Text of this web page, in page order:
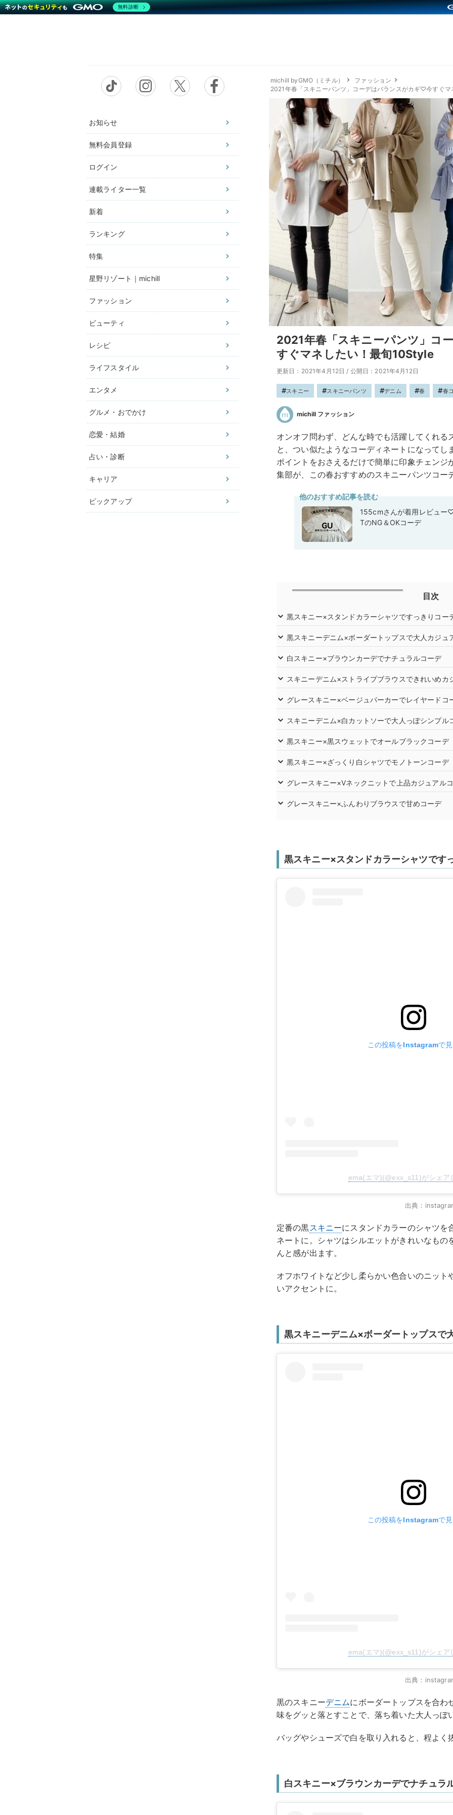
お知らせ
無料会員登録
ログイン
連載ライター一覧
新着
ランキング
特集
星野リゾート｜michill
ファッション
ビューティ
レシピ
ライフスタイル
エンタメ
グルメ・おでかけ
恋愛・結婚
占い・診断
キャリア
ピックアップ
michill byGMO（ミチル）
ファッション
2021年春「スキニーパンツ」コーデはバランスがカギ♡今すぐ
2021年春「スキニーパンツ」コ
すぐマネしたい！最旬10Style
更新日：2021年4月12日 / 公開日：2021年4月12日
スキニー スキニーパンツ デニム 春 春
michill ファッション
オンオフ問わず、どんな時でも活躍してくれる
と、つい似たようなコーディネートになって
ポイントをおさえるだけで簡単に印象チェン
集部が、この春おすすめのスキニーパンツコー
他のおすすめ記事を読む
155cmさんが着用レビュー
TのNG＆OKコーデ
目次
黒スキニー×スタンドカラーシャツですっきりコー
黒スキニーデニム×ボーダートップスで大人カジュ
白スキニー×ブラウンカーデでナチュラルコーデ
スキニーデニム×ストライプブラウスできれいめカ
グレースキニー×ベージュパーカーでレイヤードコ
スキニーデニム×白カットソーで大人っぽシンプル
黒スキニー×黒スウェットでオールブラックコーデ
黒スキニー×ざっくり白シャツでモノトーンコーデ
グレースキニー×Vネックニットで上品カジュアル
グレースキニー×ふんわりブラウスで甘めコーデ
黒スキニー×スタンドカラーシャツです
この投稿をInstagramで
ema(エマ)(@exx_s11)がシェア
出典：
定番の黒スキニーにスタンドカラーのシャツを
ネートに。シャツはシルエットがきれいなも
んと感が出ます。
オフホワイトなど少し柔らかい色合いのニッ
いアクセントに。
黒スキニーデニム×ボーダートップスで
この投稿をInstagramで
ema(エマ)(@exx_s11)がシェア
出典：
黒のスキニーデニムにボーダートップスを合わ
味をグッと落とすことで、落ち着いた大人っぽ
バッグやシューズで白を取り入れると、程よ
白スキニー×ブラウンカーデでナチュラ
無料診断